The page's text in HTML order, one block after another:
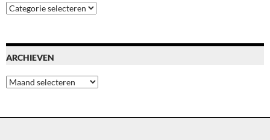
Blog
categoriën
ARCHIEVEN
Archieven